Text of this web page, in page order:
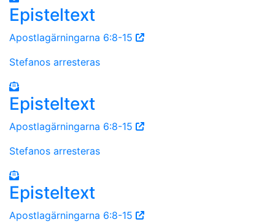
Episteltext
Apostlagärningarna 6:8-15
Stefanos arresteras
Episteltext
Apostlagärningarna 6:8-15
Stefanos arresteras
Episteltext
Apostlagärningarna 6:8-15